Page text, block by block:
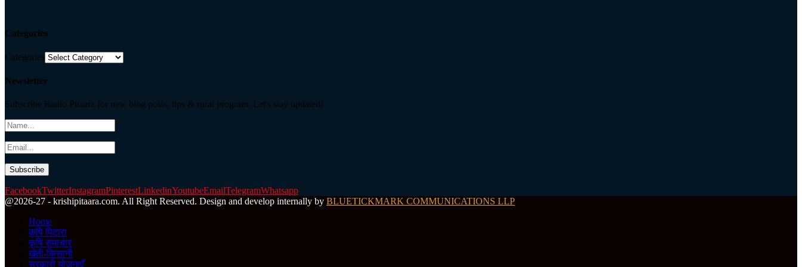
Categories
Categories
Newsletter
Subscribe Radio Pitaara for new blog posts, tips & rural program. Let's stay updated!
FacebookTwitterInstagramPinterestLinkedinYoutubeEmailTelegramWhatsapp
@2026-27 - krishipitaara.com. All Right Reserved. Design and develop internally by BLUETICKMARK COMMUNICATIONS LLP
Home
कृषि पिटारा
कृषि समाचार
खेती-किसानी
सरकारी योजनाएँ